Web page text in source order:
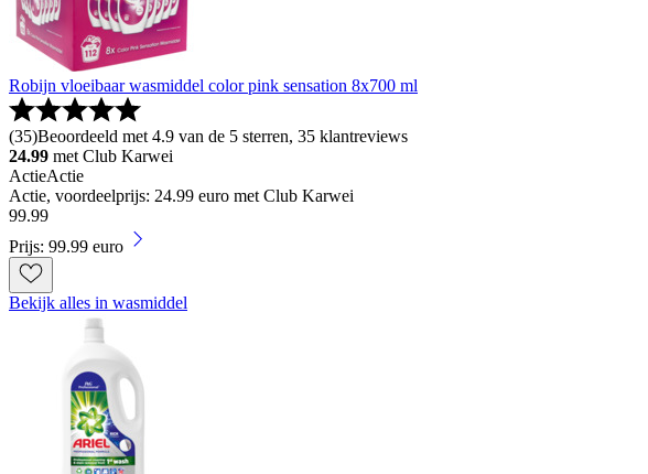
Robijn vloeibaar wasmiddel color pink sensation 8x700 ml
(35)Beoordeeld met 4.9 van de 5 sterren, 35 klantreviews
24.99 met Club Karwei
ActieActie
Actie, voordeelprijs: 24.99 euro met Club Karwei
99.99
Prijs: 99.99 euro
Bekijk alles in wasmiddel